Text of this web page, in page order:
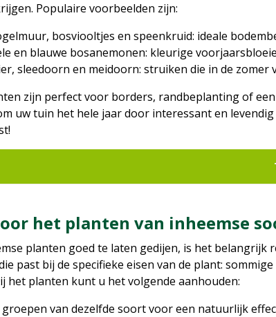
Populaire voorbeelden zijn:
bosviooltjes en speenkruid: ideale
en blauwe bosanemonen: kleurige
sleedoorn en meidoorn: struiken die in de
zijn perfect voor borders, randbeplanting of
uw tuin het hele jaar door interessant en
het planten van inheemse
planten goed te laten gedijen, is het belangrijk
past bij de specifieke eisen van de plant:
het planten kunt u het volgende aanhouden:
groepen van dezelfde soort voor een natuurlijk